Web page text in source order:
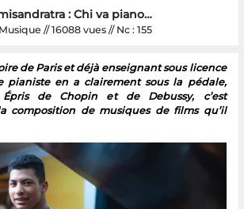
: Chi va piano…
// 16088 vues // Nc : 155
de Paris et déjà enseignant sous licence
pianiste en a clairement sous la pédale,
de Chopin et de Debussy, c’est
composition de musiques de films qu’il